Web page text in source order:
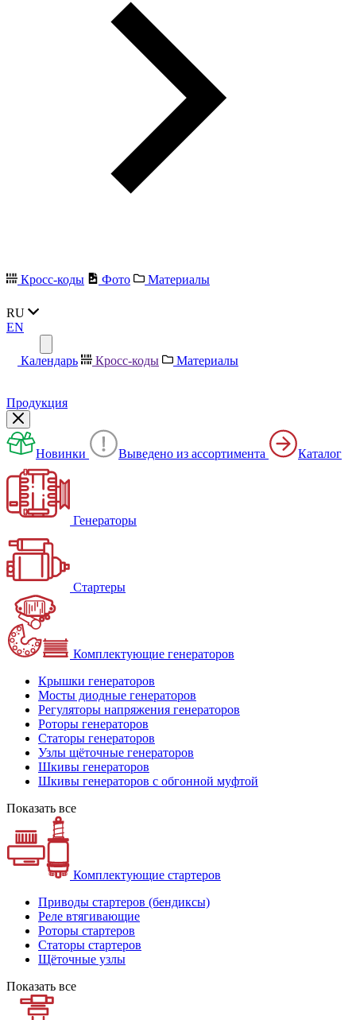
Кросс-коды Фото Материалы
RU
EN
Календарь Кросс-коды Материалы
Продукция
Новинки Выведено из ассортимента Каталог
Генераторы
Стартеры
Комплектующие генераторов
Крышки генераторов
Мосты диодные генераторов
Регуляторы напряжения генераторов
Роторы генераторов
Статоры генераторов
Узлы щёточные генераторов
Шкивы генераторов
Шкивы генераторов с обгонной муфтой
Показать все
Комплектующие стартеров
Приводы стартеров (бендиксы)
Реле втягивающие
Роторы стартеров
Статоры стартеров
Щёточные узлы
Показать все